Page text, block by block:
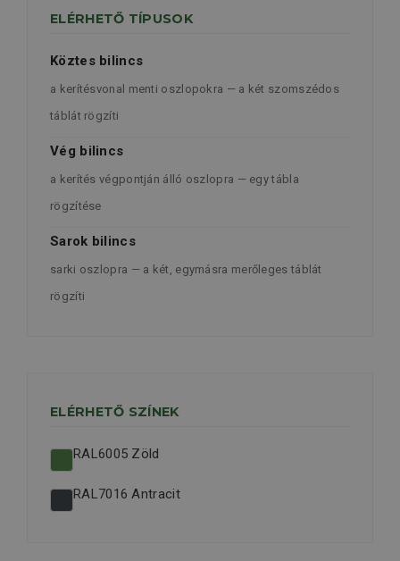
ELÉRHETŐ TÍPUSOK
Köztes bilincs
a kerítésvonal menti oszlopokra — a két szomszédos
táblát rögzíti
Vég bilincs
a kerítés végpontján álló oszlopra — egy tábla
rögzítése
Sarok bilincs
sarki oszlopra — a két, egymásra merőleges táblát
rögzíti
ELÉRHETŐ SZÍNEK
RAL6005 Zöld
RAL7016 Antracit